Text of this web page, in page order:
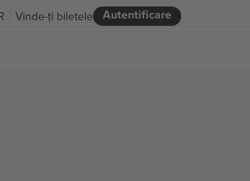
Autentificare
Vinde-ți biletele